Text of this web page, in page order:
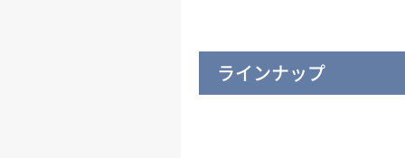
ラインナップ